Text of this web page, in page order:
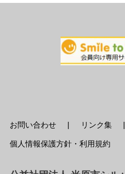
お問い合わせ リンク集
個人情報保護方針・利用規約